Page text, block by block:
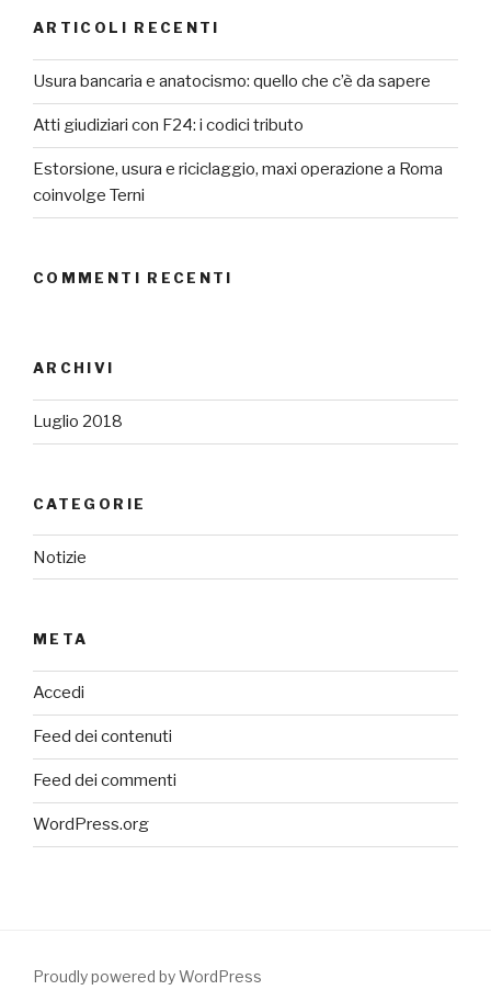
ARTICOLI RECENTI
Usura bancaria e anatocismo: quello che c’è da sapere
Atti giudiziari con F24: i codici tributo
Estorsione, usura e riciclaggio, maxi operazione a Roma
coinvolge Terni
COMMENTI RECENTI
ARCHIVI
Luglio 2018
CATEGORIE
Notizie
META
Accedi
Feed dei contenuti
Feed dei commenti
WordPress.org
Proudly powered by WordPress